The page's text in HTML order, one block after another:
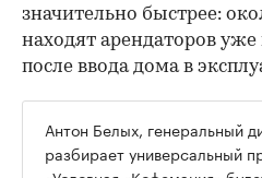
значительно быстрее:
находят арендаторов уже
после ввода дома в
Антон Белых, генеральный
разбирает универсальный